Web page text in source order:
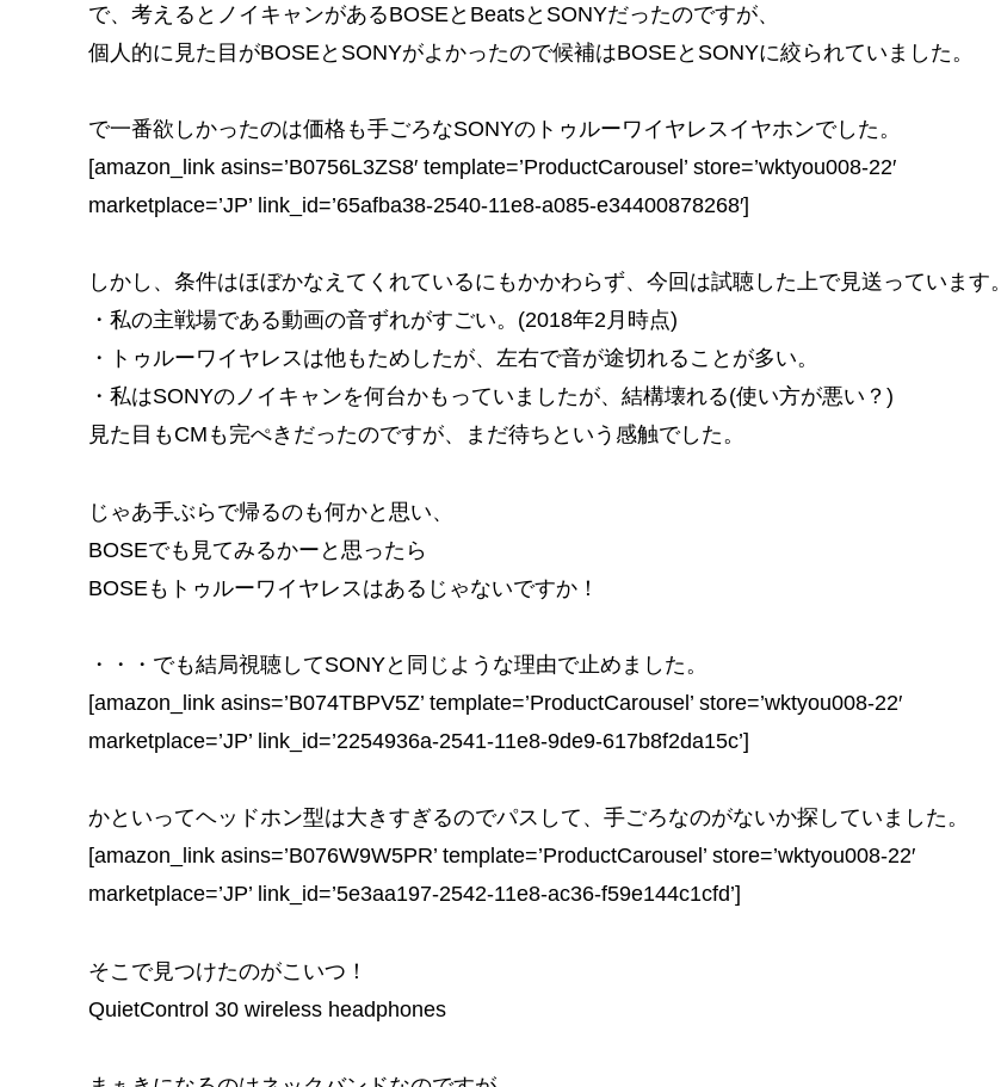
で、考えるとノイキャンがあるBOSEとBeatsとSONYだったのですが、
個人的に見た目がBOSEとSONYがよかったので候補はBOSEとSONYに絞られていました。
で一番欲しかったのは価格も手ごろなSONYのトゥルーワイヤレスイヤホンでした。
[amazon_link asins=’B0756L3ZS8′ template=’ProductCarousel’ store=’wktyou008-22′
marketplace=’JP’ link_id=’65afba38-2540-11e8-a085-e34400878268′]
しかし、条件はほぼかなえてくれているにもかかわらず、今回は試聴した上で見送っています。
・私の主戦場である動画の音ずれがすごい。(2018年2月時点)
・トゥルーワイヤレスは他もためしたが、左右で音が途切れることが多い。
・私はSONYのノイキャンを何台かもっていましたが、結構壊れる(使い方が悪い？)
見た目もCMも完ぺきだったのですが、まだ待ちという感触でした。
じゃあ手ぶらで帰るのも何かと思い、
BOSEでも見てみるかーと思ったら
BOSEもトゥルーワイヤレスはあるじゃないですか！
・・・でも結局視聴してSONYと同じような理由で止めました。
[amazon_link asins=’B074TBPV5Z’ template=’ProductCarousel’ store=’wktyou008-22′
marketplace=’JP’ link_id=’2254936a-2541-11e8-9de9-617b8f2da15c’]
かといってヘッドホン型は大きすぎるのでパスして、手ごろなのがないか探していました。
[amazon_link asins=’B076W9W5PR’ template=’ProductCarousel’ store=’wktyou008-22′
marketplace=’JP’ link_id=’5e3aa197-2542-11e8-ac36-f59e144c1cfd’]
そこで見つけたのがこいつ！
QuietControl 30 wireless headphones